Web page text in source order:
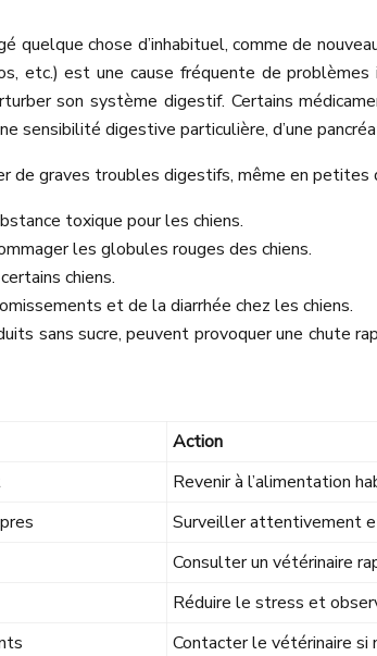
chose d’inhabituel, comme de
etc.) est une cause fréquente de problèmes
son système digestif. Certains
digestive particulière, d’une
graves troubles digestifs, même en
toxique pour les chiens.
les globules rouges des chiens.
chiens.
et de la diarrhée chez les chiens.
sans sucre, peuvent provoquer une chute
Action
Revenir à l’alimentation
Surveiller attentivement
Consulter un vétérinaire
Réduire le stress et
Contacter le vétérinaire si